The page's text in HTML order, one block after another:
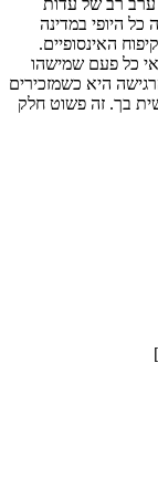
רב של עדות
כל היופי במדינה
האינסופיים.
כל פעם שמישהו
היא כשמזכירים
בך. זה פשוט חלק